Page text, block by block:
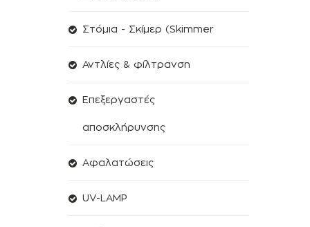
Στόμια - Σκίμερ (Skimmer
Αντλίες & φίλτρανση
Επεξεργαστές
αποσκλήρυνσης
Aφαλατώσεις
UV-LAMP